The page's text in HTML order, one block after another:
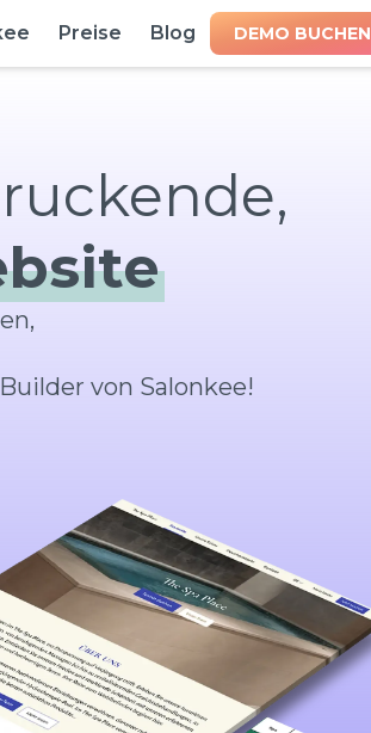
Preise Blog DEMO BUCHEN
von Salonkee!